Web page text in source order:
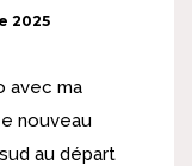
2025
avec ma
nouveau
au départ